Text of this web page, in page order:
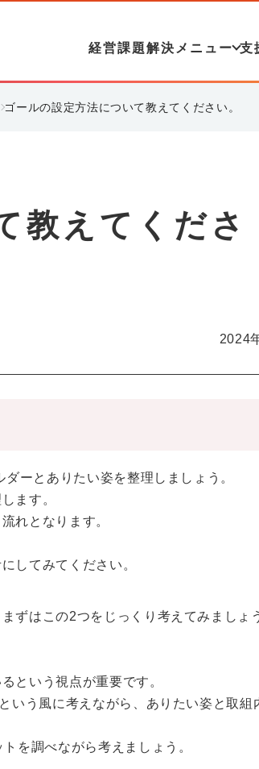
経営課題解決メニュー 支
ゴールの設定方法について教えてください。
教えてくださ
2024
ーとありたい姿を整理しましょう。
ます。
れとなります。
してみてください。
ずはこの2つをじっくり考えてみましょ
という視点が重要です。
いう風に考えながら、ありたい姿と取組
を調べながら考えましょう。